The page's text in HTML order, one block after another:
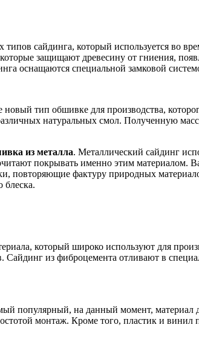
сайдинга, который используется во
защищают древесину от гниения,
оснащаются специальной замковой
новый тип обшивке для производства,
натуральных смол. Полученную
из металла. Металлический сайдинг
покрывать именно этим материалом.
повторяющие фактуру природных
блеска.
который широко используют для
Сайдинг из фиброцемента отливают в
популярный, на данный момент, материал
монтаж. Кроме того, пластик и винил